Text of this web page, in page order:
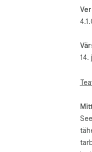
🔹
🔹
14.